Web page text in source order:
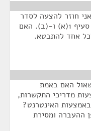
חוזר להצעה לסדר
שלי מההתחלה. אנחנו כרגע סיימנו את סעיף 1(א) ו-(ב). האם
אחד להתבטא.
האם באמת
מדריכי התקשרות,
האינטרנט?
ההעברה ומסירת